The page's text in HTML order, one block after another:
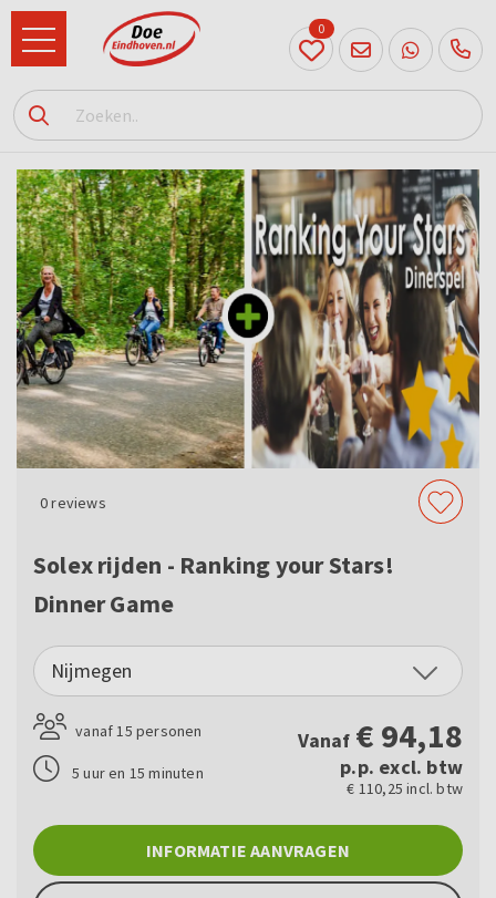
040
231
90 52
0
0reviews
Solex rijden - Ranking your Stars!
Dinner Game
Nijmegen
vanaf 15 personen
5 uur en 15 minuten
Vanaf € 94,18
p.p. excl. btw
€ 110,25 incl. btw
INFORMATIE AANVRAGEN